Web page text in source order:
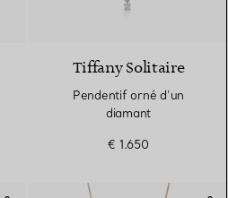
Tiffany Solitaire
Pendentif orné d’un
diamant
€ 1.650